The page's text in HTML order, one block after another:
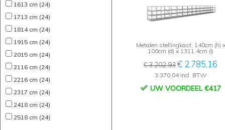
1613 cm (24)
1713 cm (24)
1814 cm (24)
1915 cm (24)
2015 cm (24)
2116 cm (24)
2216 cm (24)
2317 cm (24)
2418 cm (24)
2518 cm (24)
Metalen stellingkast: 140cm (h) x
100cm (d) x 1311.4cm (l)
€ 3.202,93€ 2.785,16
3.370,04 incl. BTW
UW VOORDEEL €417